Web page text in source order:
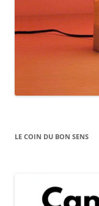
LE COIN DU BON SENS